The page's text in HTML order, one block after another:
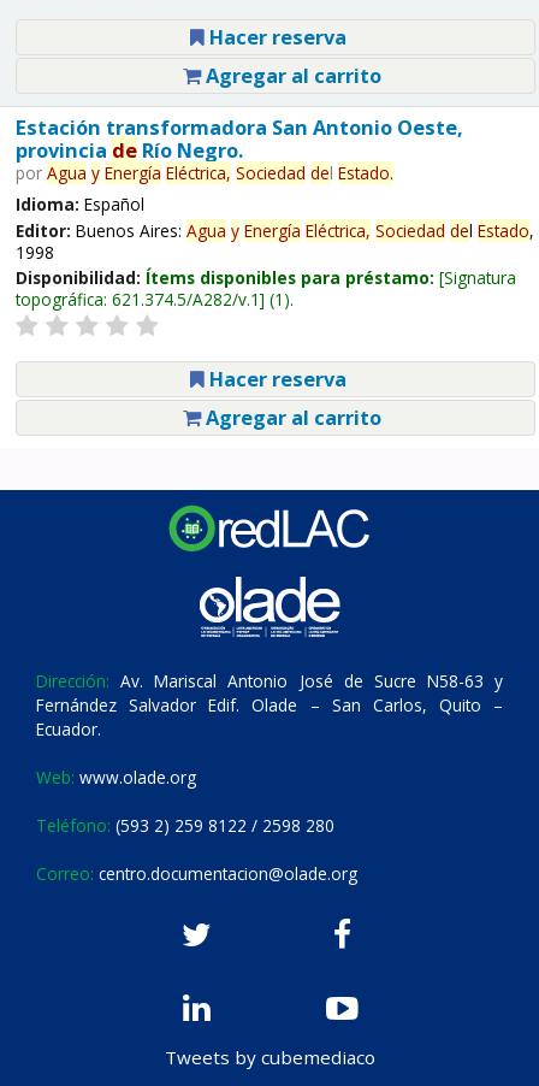
Hacer reserva
Agregar al carrito
Estación transformadora San Antonio Oeste,
provincia deRío Negro.
por Agua y Energía Eléctrica, Sociedad del Estado.
Idioma: Español
Editor: Buenos Aires: Agua y Energía Eléctrica, Sociedad del Estado,
1998
Disponibilidad: Ítems disponibles para préstamo: Signatura
topográfica: 621.374.5/A282/v.1 (1).
Hacer reserva
Agregar al carrito
Dirección: Av. Mariscal Antonio José de Sucre N58-63 y
Fernández Salvador Edif. Olade – San Carlos, Quito –
Ecuador.
Web: www.olade.org
Teléfono: (593 2) 259 8122 / 2598 280
Correo: centro.documentacion@olade.org
Tweets by cubemediaco